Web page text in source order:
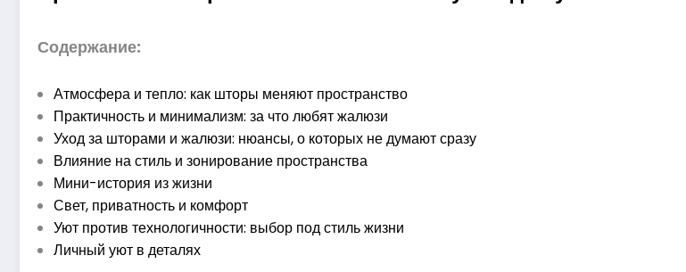
Содержание:
Атмосфера и тепло: как шторы меняют пространство
Практичность и минимализм: за что любят жалюзи
Уход за шторами и жалюзи: нюансы, о которых не думают сразу
Влияние на стиль и зонирование пространства
Мини-история из жизни
Свет, приватность и комфорт
Уют против технологичности: выбор под стиль жизни
Личный уют в деталях